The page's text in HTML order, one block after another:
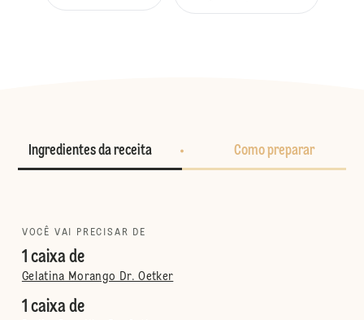
Ingredientes da receita Como preparar
VOCÊ VAI PRECISAR DE
1 caixa de
Gelatina Morango Dr. Oetker
1 caixa de